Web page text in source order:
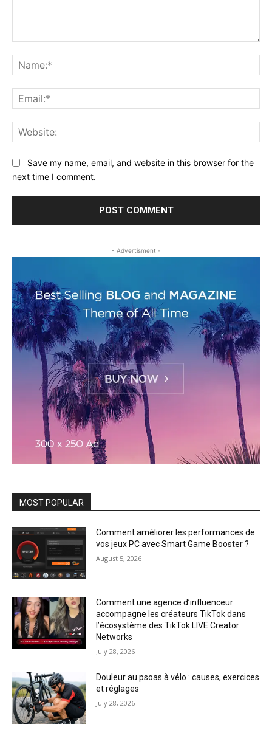
Save my name, email, and website in this browser for the
next time I comment.
- Advertisment -
MOST POPULAR
Comment améliorer les performances de
vos jeux PC avec Smart Game Booster ?
August 5, 2026
Comment une agence d’influenceur
accompagne les créateurs TikTok dans
l’écosystème des TikTok LIVE Creator
Networks
July 28, 2026
Douleur au psoas à vélo : causes, exercices
et réglages
July 28, 2026